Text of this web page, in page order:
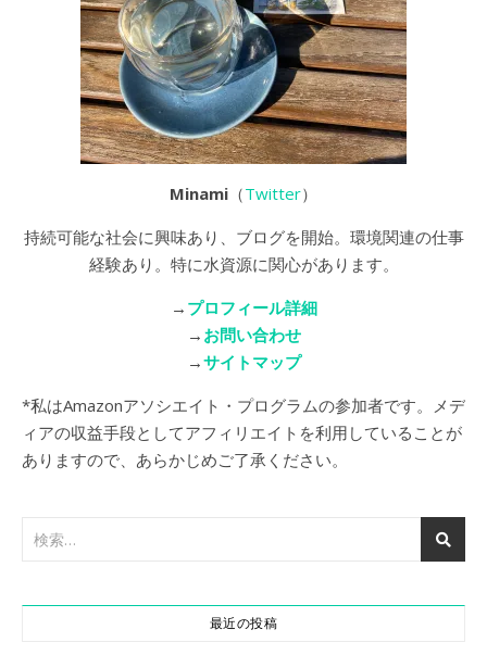
Minami （Twitter）
持続可能な社会に興味あり、ブログを開始。環境関連の仕事
経験あり。特に水資源に関心があります。
→ プロフィール詳細
→ お問い合わせ
→サイトマップ
*私はAmazonアソシエイト・プログラムの参加者です。メデ
ィアの収益手段としてアフィリエイトを利用していることが
ありますので、あらかじめご了承ください。
最近の投稿